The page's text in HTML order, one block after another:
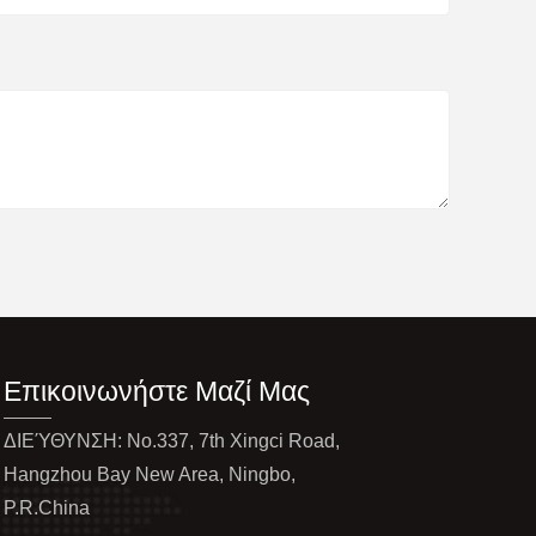
Επικοινωνήστε Μαζί Μας
ΔΙΕΎΘΥΝΣΗ: No.337, 7th Xingci Road,
Hangzhou Bay New Area, Ningbo,
P.R.China